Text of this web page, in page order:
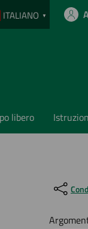
ITALIANO ▼
libero